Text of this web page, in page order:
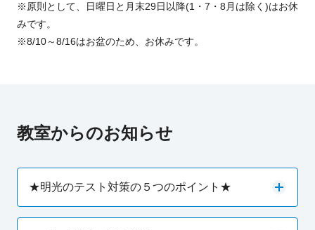
※原則として、日曜日と月末29日以降(1・7・8月は除く)はお休
みです。
※8/10～8/16はお盆のため、お休みです。
教室からのお知らせ
★明光のテスト対策の５つのポイント★